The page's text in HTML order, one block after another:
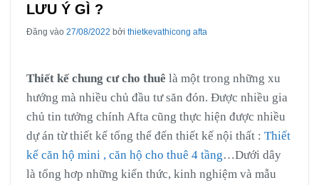
LƯU Ý GÌ ?
Đăng vào 27/08/2022 bởi thietkevathicong afta
Thiết kế chung cư cho thuê là một trong những xu
hướng mà nhiều chủ đầu tư săn đón. Được nhiều gia
chủ tin tưởng chính Afta cũng thực hiện được nhiều
dự án từ thiết kế tổng thể đến thiết kế nội thất : Thiết
kế căn hộ mini , căn hộ cho thuê 4 tầng…Dưới dây
là tổng hơp những kiến thức, kinh nghiệm và mẫu